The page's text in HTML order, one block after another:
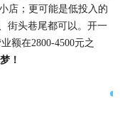
店；更可能是低投入的
街头巷尾都可以。 开一
额在2800-4500元之
！